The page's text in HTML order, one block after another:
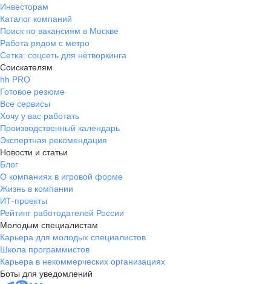
сферу контрактования и работу с
бюджетом. В организации можно
найти дело по душе и руководство
всячески этому способствует. Во
время проектной работы бывают
переработки, но отношусь к этому
с пониманием. Руководитель
компенсирует этот момент
премированием и выходными.
При необходимости можно взять
удалённую работу и поработать из
дома, не приезжая в офис.
Инвесторам
Каталог компаний
Поиск по вакансиям в Москве
Работа рядом с метро
Сетка: соцсеть для нетворкинга
Соискателям
hh PRO
Готовое резюме
Все сервисы
Хочу у вас работать
Производственный календарь
Экспертная рекомендация
Новости и статьи
Блог
О компаниях в игровой форме
Жизнь в компании
ИТ-проекты
Рейтинг работодателей России
Молодым специалистам
Карьера для молодых специалистов
Школа программистов
Карьера в некоммерческих организациях
Боты для уведомлений